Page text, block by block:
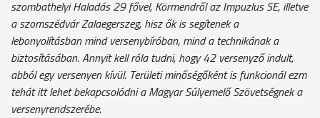
szombathelyi Haladás 29 fővel, Körmendről az Impuzlus SE, illetve
a szomszédvár Zalaegerszeg, hisz ők is segítenek a
lebonyolításban mind versenybíróban, mind a technikának a
biztosításában. Annyit kell róla tudni, hogy 42 versenyző indult,
abból egy versenyen kívül. Területi minőségőként is funkcionál ezm
tehát itt lehet bekapcsolódni a Magyar Súlyemelő Szövetségnek a
versenyrendszerébe.